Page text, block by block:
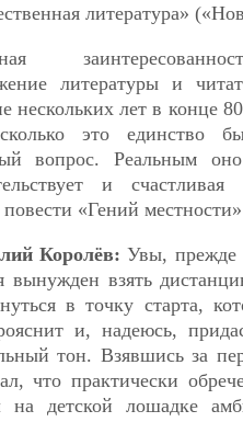
литература»
литературы и
нескольких лет в конце
это единство
вопрос. Реальным
и счастливая
«Гений
Королёв:Увы, прежде
вынужден взять
в точку старта,
и, надеюсь,
тон. Взявшись за
что практически
на детской лошадке